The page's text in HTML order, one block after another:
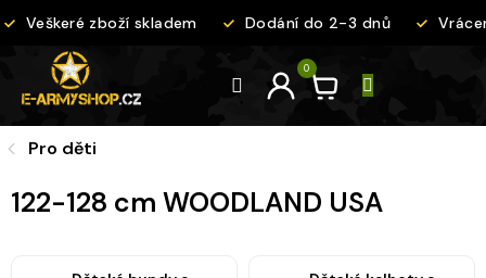
na
Veškeré zboží skladem Dodání do 2-3 dnů
Pro děti
122-128 cm WOODLAND USA